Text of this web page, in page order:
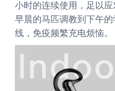
小时的连续使用，足以
早晨的马匹调教到下午
线，免疫频繁充电烦恼。